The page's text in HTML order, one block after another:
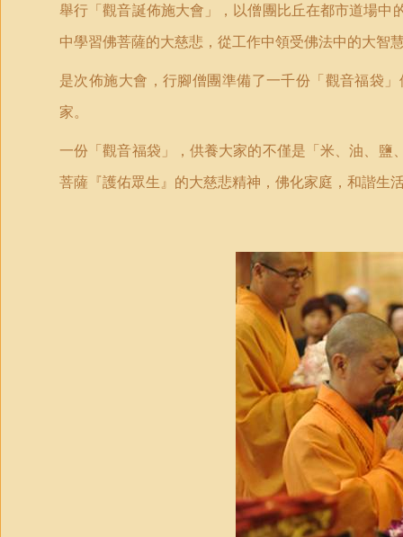
舉行「觀音誕佈施大會」，以僧團比丘在都市道場
中學習佛菩薩的大慈悲，從工作中領受佛法中的大智
是次佈施大會，行腳僧團準備了一千份「觀音福袋
家。
一份「觀音福袋 」，供養大家的不僅是「米、油、
菩薩『護佑眾生』的大慈悲精神，佛化家庭，和諧生